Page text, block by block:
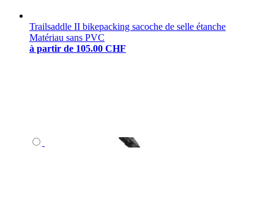
Trailsaddle II bikepacking sacoche de selle étanche
Matériau sans PVC
à partir de 105.00 CHF